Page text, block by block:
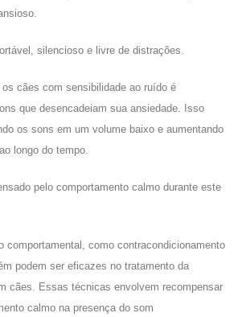
silencioso e livre de distrações.
cães com sensibilidade ao ruído é
que desencadeiam sua ansiedade. Isso
os sons em um volume baixo e aumentando
longo do tempo.
pelo comportamento calmo durante este
comportamental, como contracondicionamento
podem ser eficazes no tratamento da
cães. Essas técnicas envolvem recompensar
calmo na presença do som